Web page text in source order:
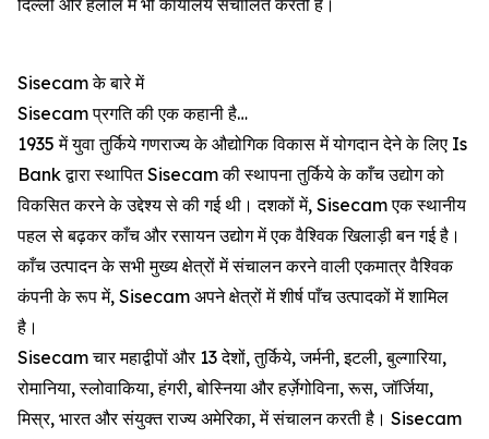
दिल्ली और हलोल में भी कार्यालय संचालित करती है।
Sisecam के बारे में
Sisecam प्रगति की एक कहानी है…
1935 में युवा तुर्किये गणराज्य के औद्योगिक विकास में योगदान देने के लिए Is
Bank द्वारा स्थापित Sisecam की स्थापना तुर्किये के काँच उद्योग को
विकसित करने के उद्देश्य से की गई थी। दशकों में, Sisecam एक स्थानीय
पहल से बढ़कर काँच और रसायन उद्योग में एक वैश्विक खिलाड़ी बन गई है।
काँच उत्पादन के सभी मुख्य क्षेत्रों में संचालन करने वाली एकमात्र वैश्विक
कंपनी के रूप में, Sisecam अपने क्षेत्रों में शीर्ष पाँच उत्पादकों में शामिल
है।
Sisecam चार महाद्वीपों और 13 देशों, तुर्किये, जर्मनी, इटली, बुल्गारिया,
रोमानिया, स्लोवाकिया, हंगरी, बोस्निया और हर्ज़ेगोविना, रूस, जॉर्जिया,
मिस्र, भारत और संयुक्त राज्य अमेरिका, में संचालन करती है। Sisecam